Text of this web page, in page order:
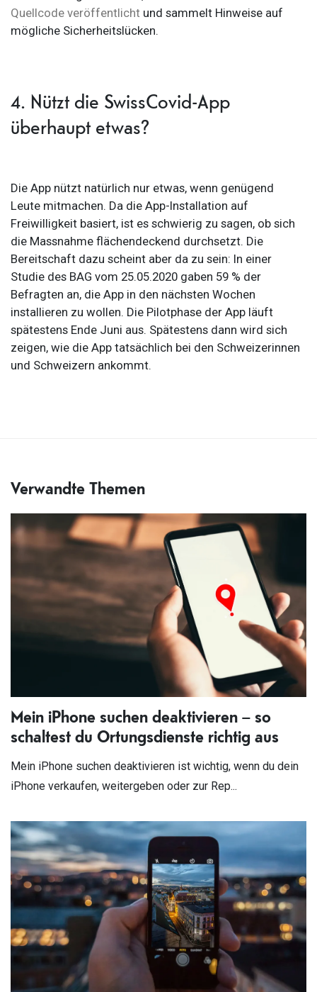
Quellcode veröffentlicht und sammelt Hinweise auf
mögliche Sicherheitslücken.
4. Nützt die SwissCovid-App
überhaupt etwas?
Die App nützt natürlich nur etwas, wenn genügend
Leute mitmachen. Da die App-Installation auf
Freiwilligkeit basiert, ist es schwierig zu sagen, ob sich
die Massnahme flächendeckend durchsetzt. Die
Bereitschaft dazu scheint aber da zu sein: In einer
Studie des BAG vom 25.05.2020 gaben 59 % der
Befragten an, die App in den nächsten Wochen
installieren zu wollen. Die Pilotphase der App läuft
spätestens Ende Juni aus. Spätestens dann wird sich
zeigen, wie die App tatsächlich bei den Schweizerinnen
und Schweizern ankommt.
Verwandte Themen
Mein iPhone suchen deaktivieren – so
schaltest du Ortungsdienste richtig aus
Mein iPhone suchen deaktivieren ist wichtig, wenn du dein
iPhone verkaufen, weitergeben oder zur Rep...